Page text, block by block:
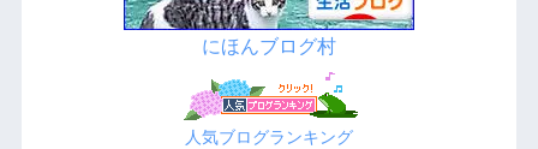
にほんブログ村
人気ブログランキング